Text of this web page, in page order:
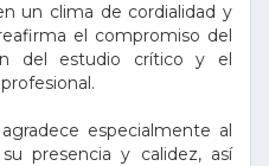
un clima de cordialidad y
el compromiso del
del estudio crítico y el
especialmente al
presencia y calidez, así